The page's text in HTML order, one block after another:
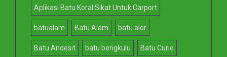
Aplikasi Batu Koral Sikat Untuk Carport
batualam Batu Alam batu alor
Batu Andesit batu bengkulu Batu Curie